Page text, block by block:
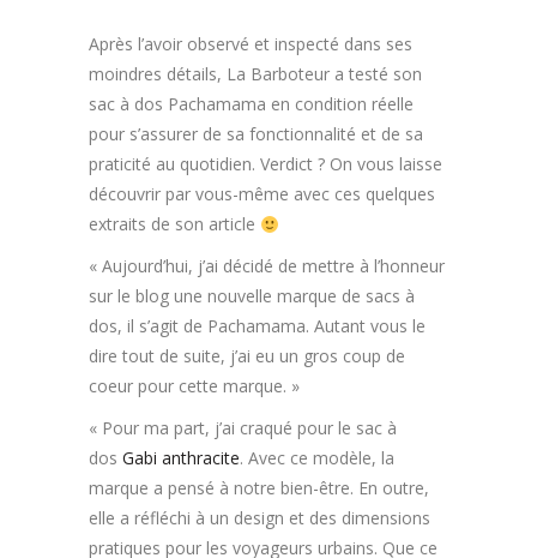
Après l’avoir observé et inspecté dans ses
moindres détails, La Barboteur a testé son
sac à dos Pachamama en condition réelle
pour s’assurer de sa fonctionnalité et de sa
praticité au quotidien. Verdict ? On vous laisse
découvrir par vous-même avec ces quelques
extraits de son article
« Aujourd’hui, j’ai décidé de mettre à l’honneur
sur le blog une nouvelle marque de sacs à
dos, il s’agit de Pachamama. Autant vous le
dire tout de suite, j’ai eu un gros coup de
coeur pour cette marque. »
« Pour ma part, j’ai craqué pour le sac à
dos Gabi anthracite. Avec ce modèle, la
marque a pensé à notre bien-être. En outre,
elle a réfléchi à un design et des dimensions
pratiques pour les voyageurs urbains. Que ce